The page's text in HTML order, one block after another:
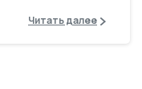
Читать далее